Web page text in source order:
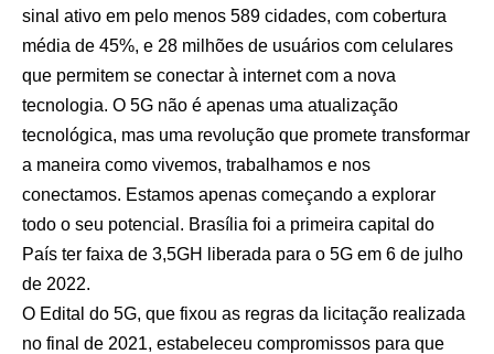
sinal ativo em pelo menos 589 cidades, com cobertura
média de 45%, e 28 milhões de usuários com celulares
que permitem se conectar à internet com a nova
tecnologia. O 5G não é apenas uma atualização
tecnológica, mas uma revolução que promete transformar
a maneira como vivemos, trabalhamos e nos
conectamos. Estamos apenas começando a explorar
todo o seu potencial. Brasília foi a primeira capital do
País ter faixa de 3,5GH liberada para o 5G em 6 de julho
de 2022.
O Edital do 5G, que fixou as regras da licitação realizada
no final de 2021, estabeleceu compromissos para que